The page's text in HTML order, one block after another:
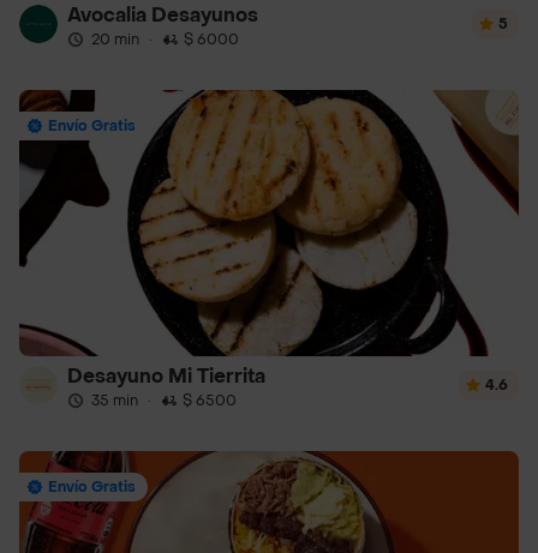
Avocalia Desayunos
20 min · $ 6000
5
Envío Gratis
Desayuno Mi Tierrita
35 min · $ 6500
4.6
Envío Gratis